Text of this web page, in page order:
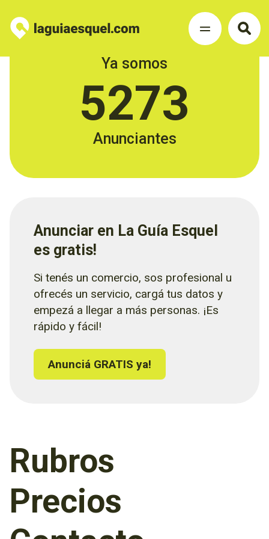
Ya somos
5273
Anunciantes
Anunciar en La Guía Esquel
es gratis!
Si tenés un comercio, sos profesional u
ofrecés un servicio, cargá tus datos y
empezá a llegar a más personas. ¡Es
rápido y fácil!
Anunciá GRATIS ya!
Rubros
Precios